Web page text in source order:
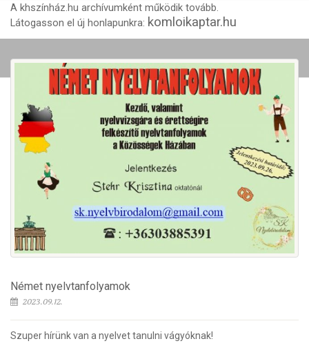
A khszínház.hu archívumként működik tovább.
Látogasson el új honlapunkra: komloikaptar.hu
Német nyelvtanfolyamok
2023.09.12.
Szuper hírünk van a nyelvet tanulni vágyóknak!